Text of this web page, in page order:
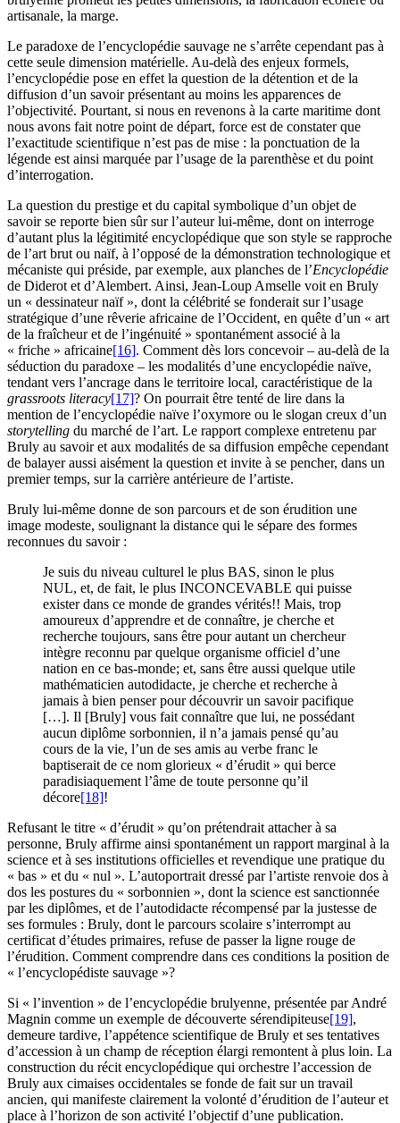
artisanale, la marge.
Le paradoxe de l’encyclopédie sauvage ne s’arrête cependant pas à
cette seule dimension matérielle. Au-delà des enjeux formels,
l’encyclopédie pose en effet la question de la détention et de la
diffusion d’un savoir présentant au moins les apparences de
l’objectivité. Pourtant, si nous en revenons à la carte maritime dont
nous avons fait notre point de départ, force est de constater que
l’exactitude scientifique n’est pas de mise : la ponctuation de la
légende est ainsi marquée par l’usage de la parenthèse et du point
d’interrogation.
La question du prestige et du capital symbolique d’un objet de
savoir se reporte bien sûr sur l’auteur lui-même, dont on interroge
d’autant plus la légitimité encyclopédique que son style se rapproche
de l’art brut ou naïf, à l’opposé de la démonstration technologique et
mécaniste qui préside, par exemple, aux planches de l’Encyclopédie
de Diderot et d’Alembert. Ainsi, Jean-Loup Amselle voit en Bruly
un « dessinateur naïf », dont la célébrité se fonderait sur l’usage
stratégique d’une rêverie africaine de l’Occident, en quête d’un « art
de la fraîcheur et de l’ingénuité » spontanément associé à la
« friche » africaine[16]. Comment dès lors concevoir – au-delà de la
séduction du paradoxe – les modalités d’une encyclopédie naïve,
tendant vers l’ancrage dans le territoire local, caractéristique de la
grassroots literacy[17]? On pourrait être tenté de lire dans la
mention de l’encyclopédie naïve l’oxymore ou le slogan creux d’un
storytelling du marché de l’art. Le rapport complexe entretenu par
Bruly au savoir et aux modalités de sa diffusion empêche cependant
de balayer aussi aisément la question et invite à se pencher, dans un
premier temps, sur la carrière antérieure de l’artiste.
Bruly lui-même donne de son parcours et de son érudition une
image modeste, soulignant la distance qui le sépare des formes
reconnues du savoir :
Je suis du niveau culturel le plus BAS, sinon le plus
NUL, et, de fait, le plus INCONCEVABLE qui puisse
exister dans ce monde de grandes vérités!! Mais, trop
amoureux d’apprendre et de connaître, je cherche et
recherche toujours, sans être pour autant un chercheur
intègre reconnu par quelque organisme officiel d’une
nation en ce bas-monde; et, sans être aussi quelque utile
mathématicien autodidacte, je cherche et recherche à
jamais à bien penser pour découvrir un savoir pacifique
[…]. Il [Bruly] vous fait connaître que lui, ne possédant
aucun diplôme sorbonnien, il n’a jamais pensé qu’au
cours de la vie, l’un de ses amis au verbe franc le
baptiserait de ce nom glorieux « d’érudit » qui berce
paradisiaquement l’âme de toute personne qu’il
décore[18]!
Refusant le titre « d’érudit » qu’on prétendrait attacher à sa
personne, Bruly affirme ainsi spontanément un rapport marginal à la
science et à ses institutions officielles et revendique une pratique du
« bas » et du « nul ». L’autoportrait dressé par l’artiste renvoie dos à
dos les postures du « sorbonnien », dont la science est sanctionnée
par les diplômes, et de l’autodidacte récompensé par la justesse de
ses formules : Bruly, dont le parcours scolaire s’interrompt au
certificat d’études primaires, refuse de passer la ligne rouge de
l’érudition. Comment comprendre dans ces conditions la position de
« l’encyclopédiste sauvage »?
Si « l’invention » de l’encyclopédie brulyenne, présentée par André
Magnin comme un exemple de découverte sérendipiteuse[19],
demeure tardive, l’appétence scientifique de Bruly et ses tentatives
d’accession à un champ de réception élargi remontent à plus loin. La
construction du récit encyclopédique qui orchestre l’accession de
Bruly aux cimaises occidentales se fonde de fait sur un travail
ancien, qui manifeste clairement la volonté d’érudition de l’auteur et
place à l’horizon de son activité l’objectif d’une publication.